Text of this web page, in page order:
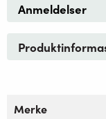
Anmeldelser
Merke